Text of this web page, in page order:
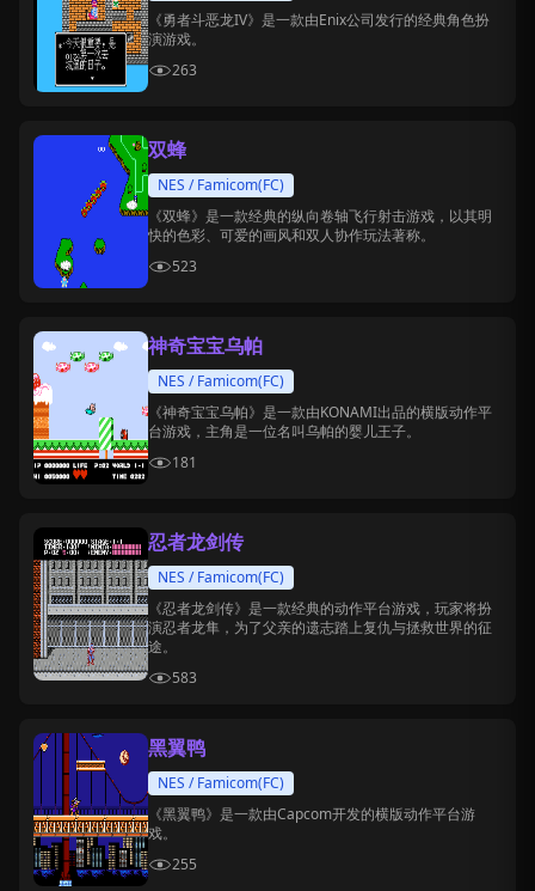
《勇者斗恶龙IV》是一款由Enix公司发行的经典角色扮
演游戏。
263
双蜂
NES / Famicom(FC)
《双蜂》是一款经典的纵向卷轴飞行射击游戏，以其明
快的色彩、可爱的画风和双人协作玩法著称。
523
神奇宝宝乌帕
NES / Famicom(FC)
《神奇宝宝乌帕》是一款由KONAMI出品的横版动作平
台游戏，主角是一位名叫乌帕的婴儿王子。
181
忍者龙剑传
NES / Famicom(FC)
《忍者龙剑传》是一款经典的动作平台游戏，玩家将扮
演忍者龙隼，为了父亲的遗志踏上复仇与拯救世界的征
途。
583
黑翼鸭
NES / Famicom(FC)
《黑翼鸭》是一款由Capcom开发的横版动作平台游
戏。
255